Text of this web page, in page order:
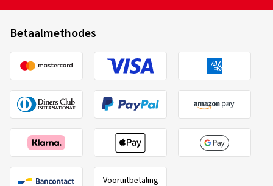
Betaalmethodes
Vooruitbetaling